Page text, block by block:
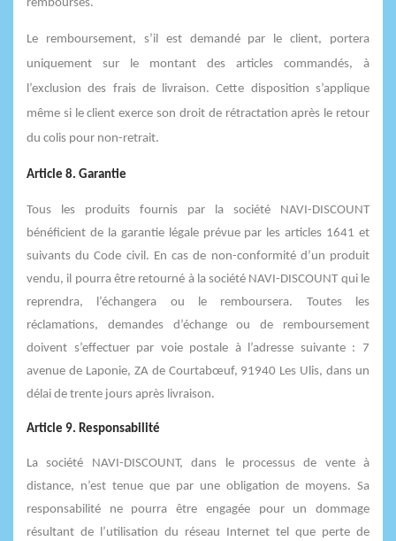
remboursés.
Le remboursement, s’il est demandé par le client, portera
uniquement sur le montant des articles commandés, à
l’exclusion des frais de livraison. Cette disposition s’applique
même si le client exerce son droit de rétractation après le retour
du colis pour non-retrait.
Article 8. Garantie
Tous les produits fournis par la société NAVI-DISCOUNT
bénéficient de la garantie légale prévue par les articles 1641 et
suivants du Code civil. En cas de non-conformité d’un produit
vendu, il pourra être retourné à la société NAVI-DISCOUNT qui le
reprendra, l’échangera ou le remboursera. Toutes les
réclamations, demandes d’échange ou de remboursement
doivent s’effectuer par voie postale à l’adresse suivante : 7
avenue de Laponie, ZA de Courtabœuf, 91940 Les Ulis, dans un
délai de trente jours après livraison.
Article 9. Responsabilité
La société NAVI-DISCOUNT, dans le processus de vente à
distance, n’est tenue que par une obligation de moyens. Sa
responsabilité ne pourra être engagée pour un dommage
résultant de l’utilisation du réseau Internet tel que perte de